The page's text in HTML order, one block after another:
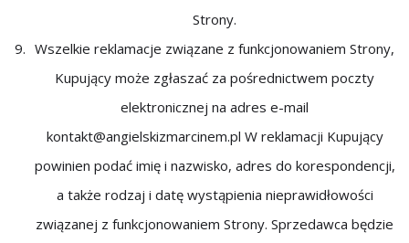
Strony.
Wszelkie reklamacje związane z funkcjonowaniem Strony,
Kupujący może zgłaszać za pośrednictwem poczty
elektronicznej na adres e-mail
kontakt@angielskizmarcinem.pl W reklamacji Kupujący
powinien podać imię i nazwisko, adres do korespondencji,
a także rodzaj i datę wystąpienia nieprawidłowości
związanej z funkcjonowaniem Strony. Sprzedawca będzie